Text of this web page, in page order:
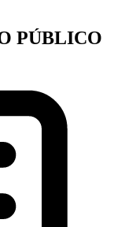
PÚBLICO